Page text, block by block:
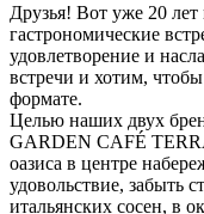
Друзья! Вот уже 20
гастрономические
удовлетворение и
встречи и хотим,
формате.
Целью наших двух
GARDEN CAFÉ
оазиса в центре
удовольствие, забыть
итальянских сосен, в